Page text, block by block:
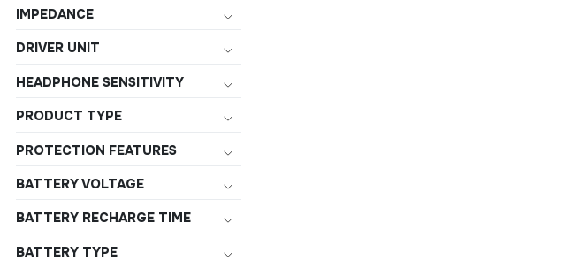
IMPEDANCE
DRIVER UNIT
HEADPHONE SENSITIVITY
PRODUCT TYPE
PROTECTION FEATURES
BATTERY VOLTAGE
BATTERY RECHARGE TIME
BATTERY TYPE